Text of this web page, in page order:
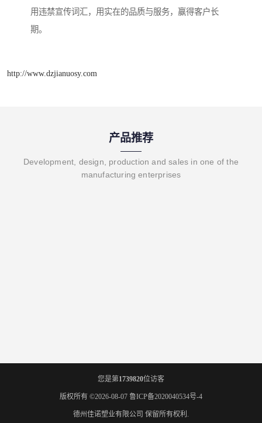
用违禁宣传词汇，用实在的品质与服务，赢得客户长
期。
http://www.dzjianuosy.com
产品推荐
Development, design, production and sales in one of the
manufacturing enterprises
您是第1739820位访客
版权所有 ©2026-08-07 鲁ICP备2020040534号-4
德州佳诺塑业有限公司 保留所有权利.